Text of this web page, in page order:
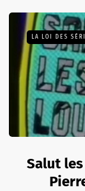
LA LOI DES
Salut